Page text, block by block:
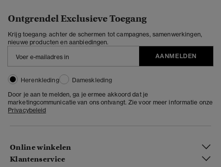
Ontgrendel Exclusieve Toegang
Krijg toegang: achter de schermen tot campagnes, samenwerkingen,
nieuwe producten en aanbiedingen.
AANMELDEN
Herenkleding
Dameskleding
Door je aan te melden, ga je ermee akkoord dat je
marketingcommunicatie van ons ontvangt. Zie voor meer informatie onze
Privacybeleid
Online winkelen
Klantenservice